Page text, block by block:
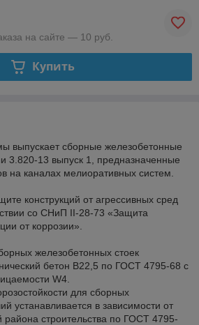
на сайте — 10 руб.
Купить
выпускает сборные железобетонные
3.820-13 выпуск 1, предназначенные
на каналах мелиоративных систем.
конструкций от агрессивных сред
со СНиП II-28-73 «Защита
от коррозии».
железобетонных стоек
бетон В22,5 по ГОСТ 4795-68 с
W4.
для сборных
устанавливается в зависимости от
района строительства по ГОСТ 4795-